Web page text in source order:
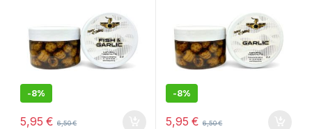
-8%
5,95€ 6,50€
-8%
5,95€ 6,50€